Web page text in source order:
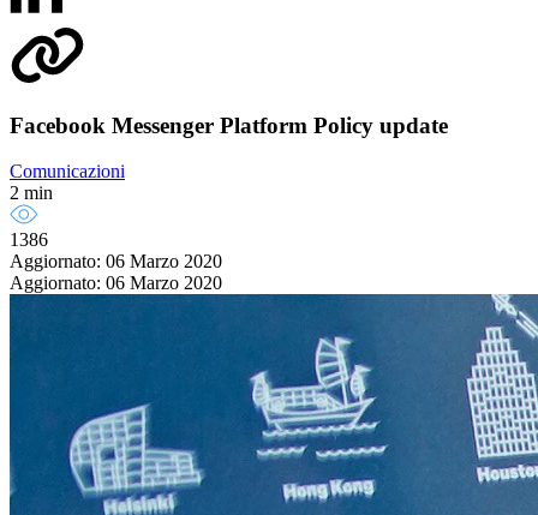
Facebook Messenger Platform Policy update
Comunicazioni
2 min
1386
Aggiornato: 06 Marzo 2020
Aggiornato: 06 Marzo 2020